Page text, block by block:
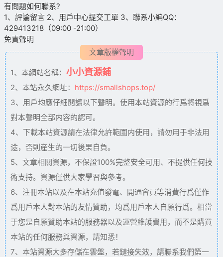
有問題如何聯系?
1、評論留言 2、用戶中心提交工單 3、聯系小編QQ：
429413218（09:00 -21:00）
免責聲明
文章版權聲明
1、本網站名稱： 小小資源鋪
2、本站永久網址： https://smallshops.top/
3、用戶均應仔細閱讀以下聲明。使用本站資源的行爲将視爲
對本聲明全部内容的認可。
4、下載本站資源請在法律允許範圍内使用，請勿用于非法用
途，否則産生的一切後果自負。
5、文章相關資源，不保證100%完整安全可用、不提供任何技
術支持。資源僅供大家學習與參考。
6、注冊本站以及在本站充值發電、開通會員等消費行爲僅作
爲用戶本人對本站的友情贊助，均爲用戶本人自願行爲。相當
于您是自願贊助本站的服務器以及運營維護費用，而不是購買
本站的任何服務與資源，請知悉！
7、本站資源大多存儲在雲盤，若鏈接失效，請聯系我們第一